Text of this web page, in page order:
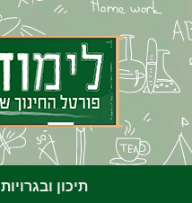
תיכון ובגרויות